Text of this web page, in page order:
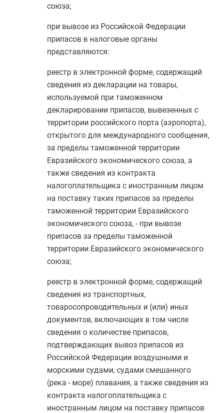
союза;
при вывозе из Российской Федерации
припасов в налоговые органы
представляются:
реестр в электронной форме, содержащий
сведения из декларации на товары,
используемой при таможенном
декларировании припасов, вывезенных с
территории российского порта (аэропорта),
открытого для международного сообщения,
за пределы таможенной территории
Евразийского экономического союза, а
также сведения из контракта
налогоплательщика с иностранным лицом
на поставку таких припасов за пределы
таможенной территории Евразийского
экономического союза, - при вывозе
припасов за пределы таможенной
территории Евразийского экономического
союза;
реестр в электронной форме, содержащий
сведения из транспортных,
товаросопроводительных и (или) иных
документов, включающих в том числе
сведения о количестве припасов,
подтверждающих вывоз припасов из
Российской Федерации воздушными и
морскими судами, судами смешанного
(река - море) плавания, а также сведения из
контракта налогоплательщика с
иностранным лицом на поставку припасов